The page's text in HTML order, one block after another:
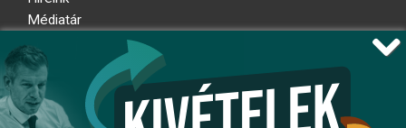
Médiatár
Adatkezelési nyilatkozat
Átláthatósági nyilatkozat
Ugrás az oldal tetejére